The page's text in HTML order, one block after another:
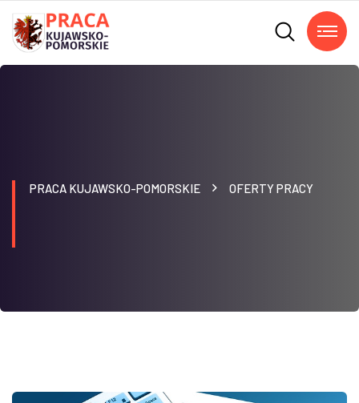
PRACA KUJAWSKO-POMORSKIE OFERTY PRACY